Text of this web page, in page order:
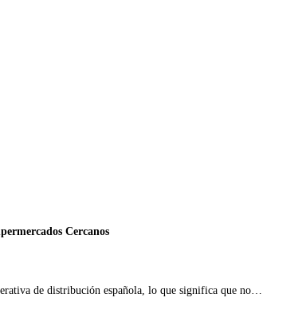
Cercanos
de distribución española, lo que significa que no…